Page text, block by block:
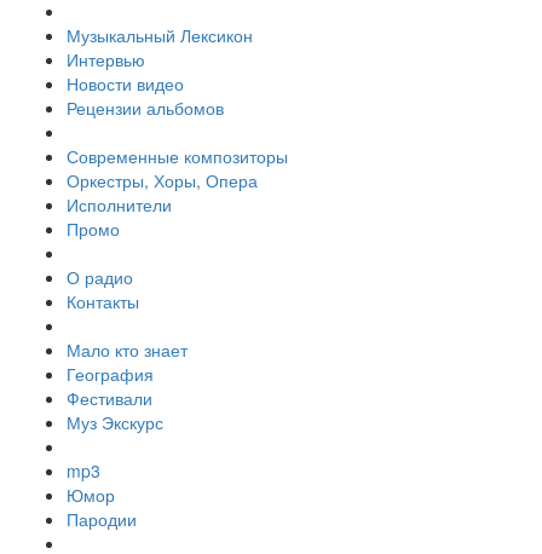
Музыкальный Лексикон
Интервью
Новости видео
Рецензии альбомов
Современные композиторы
Оркестры, Хоры, Опера
Исполнители
Промо
О радио
Контакты
Мало кто знает
География
Фестивали
Муз Экскурс
mp3
Юмор
Пародии